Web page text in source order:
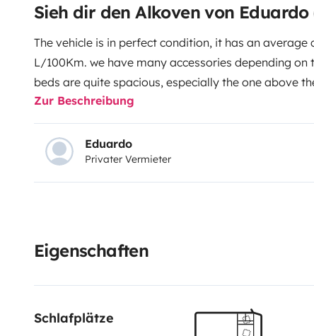
Sieh dir den Alkoven von Eduardo
The vehicle is in perfect condition, it has an average
L/100Km. we have many accessories depending on
beds are quite spacious, especially the one above
skylight that allows you to see the outside from the
at night. The motorhome is for traveling and
especially if they are 2 adults and 2 children. For 6
is done, but you can cook and clean yourself inside
have plenty of tables and chairs).
Zur Beschreibung
Eduardo
Privater Vermieter
Eigenschaften
Schlafplätze